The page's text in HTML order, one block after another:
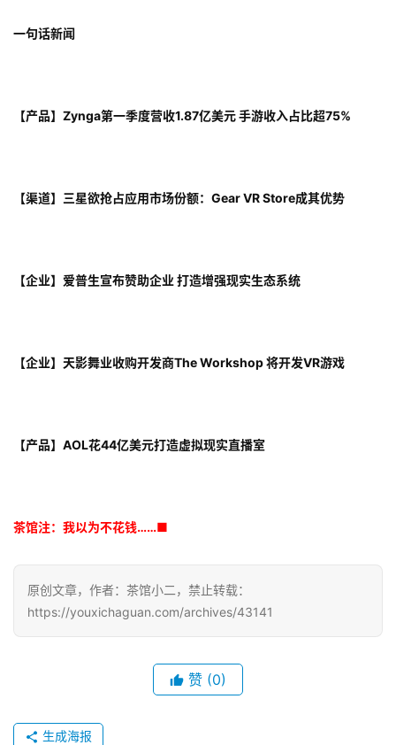
一句话新闻
【产品】Zynga第一季度营收1.87亿美元 手游收入占比超75%
【渠道】三星欲抢占应用市场份额：Gear VR Store成其优势
【企业】爱普生宣布赞助企业 打造增强现实生态系统
【企业】天影舞业收购开发商The Workshop 将开发VR游戏
【产品】AOL花44亿美元打造虚拟现实直播室
茶馆注：我以为不花钱……■
原创文章，作者：茶馆小二，禁止转载：
https://youxichaguan.com/archives/43141
赞 (0)
生成海报